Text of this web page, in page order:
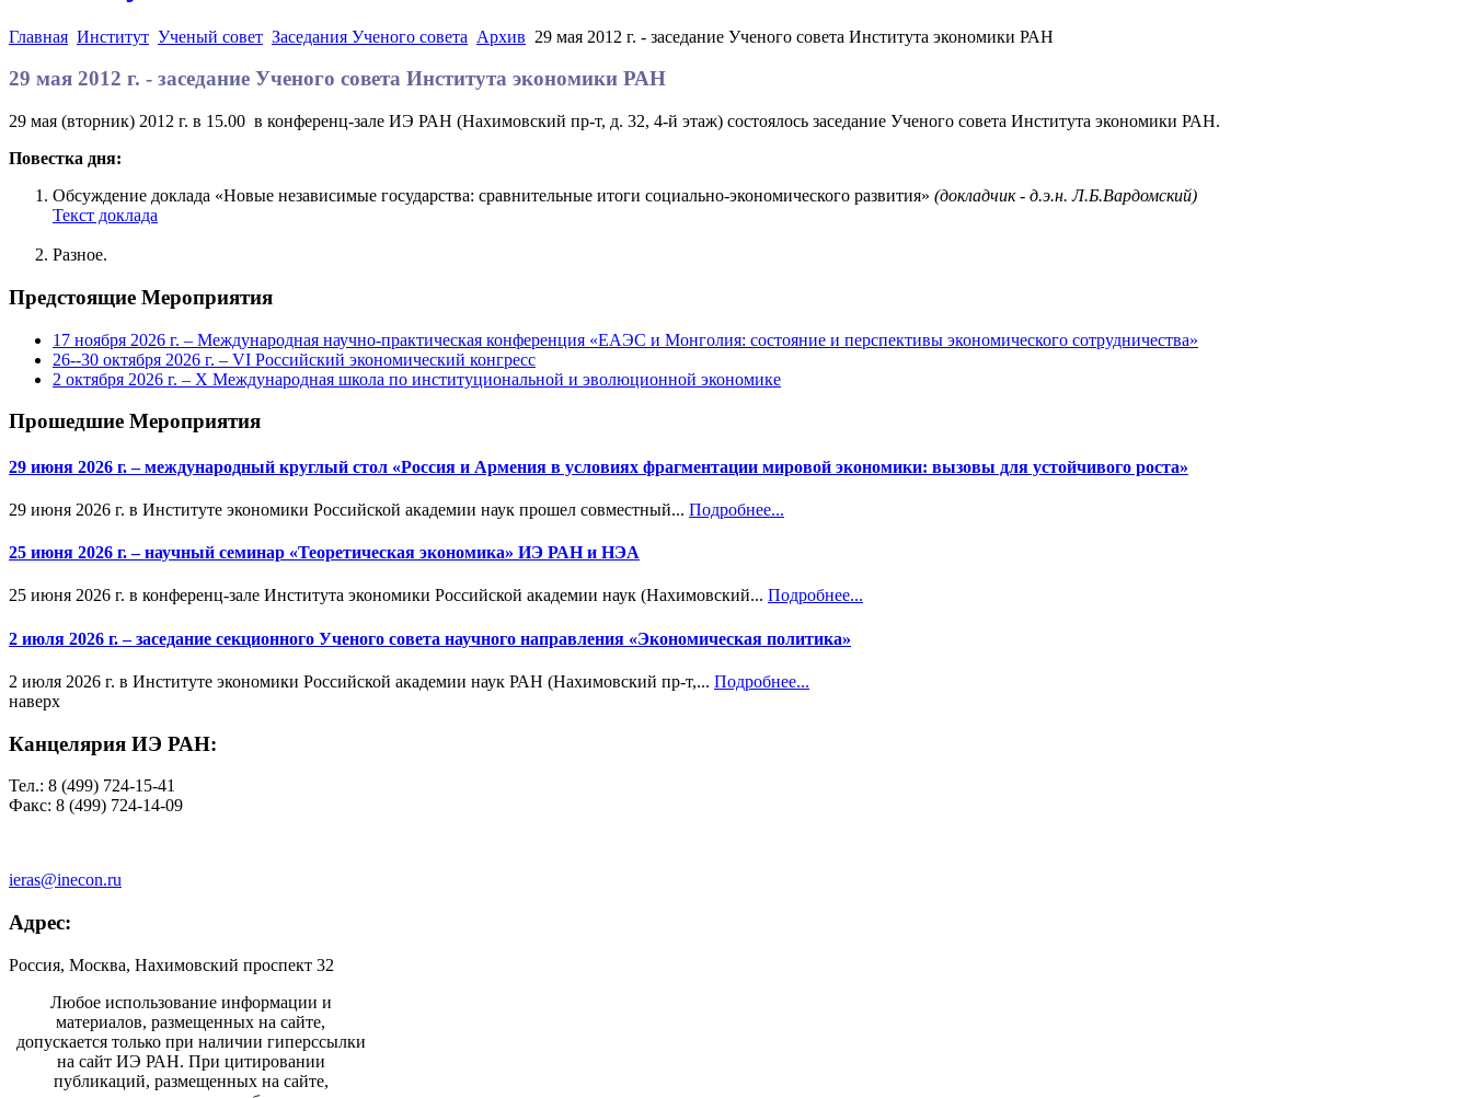
Главная Институт Ученый совет Заседания Ученого совета Архив 29 мая 2012 г. - заседание Ученого совета Института экономики РАН
29 мая 2012 г. - заседание Ученого совета Института экономики РАН
29 мая (вторник) 2012 г. в 15.00 в конференц-зале ИЭ РАН (Нахимовский пр-т, д. 32, 4-й этаж) состоялось заседание Ученого совета Института экономики РАН.
Повестка дня:
Обсуждение доклада «Новые независимые государства: сравнительные итоги социально-экономического развития» (докладчик - д.э.н. Л.Б.Вардомский)
Текст доклада
Разное.
Предстоящие Мероприятия
17 ноября 2026 г. – Международная научно-практическая конференция «ЕАЭС и Монголия: состояние и перспективы экономического сотрудничества»
26--30 октября 2026 г. – VI Российский экономический конгресс
2 октября 2026 г. – X Международная школа по институциональной и эволюционной экономике
Прошедшие Мероприятия
29 июня 2026 г. – международный круглый стол «Россия и Армения в условиях фрагментации мировой экономики: вызовы для устойчивого роста»
29 июня 2026 г. в Институте экономики Российской академии наук прошел совместный... Подробнее...
25 июня 2026 г. – научный семинар «Теоретическая экономика» ИЭ РАН и НЭА
25 июня 2026 г. в конференц-зале Института экономики Российской академии наук (Нахимовский... Подробнее...
2 июля 2026 г. – заседание секционного Ученого совета научного направления «Экономическая политика»
2 июля 2026 г. в Институте экономики Российской академии наук РАН (Нахимовский пр-т,... Подробнее...
наверх
Канцелярия ИЭ РАН:
Тел.: 8 (499) 724-15-41
Факс: 8 (499) 724-14-09
ieras@inecon.ru
Адрес:
Россия, Москва, Нахимовский проспект 32
Любое использование информации и
материалов, размещенных на сайте,
допускается только при наличии гиперссылки
на сайт ИЭ РАН. При цитировании
публикаций, размещенных на сайте,